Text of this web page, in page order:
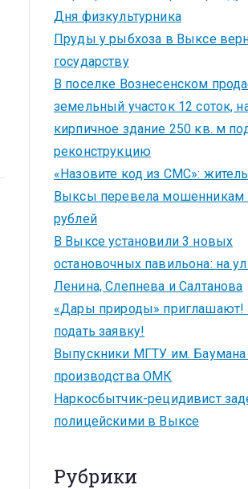
Дня физкультурника
Пруды у рыбхоза в Выксе
государству
В поселке Вознесенском
земельный участок 12 соток,
кирпичное здание 250 кв. м
реконструкцию
«Назовите код из СМС»:
Выксы перевела мошенникам
рублей
В Выксе установили 3 новых
остановочных павильона: на
Ленина, Слепнева и Салтанова
«Дары природы» приглашают!
подать заявку!
Выпускники МГТУ им. Баумана
производства ОМК
Наркосбытчик-рецидивист
полицейскими в Выксе
Рубрики